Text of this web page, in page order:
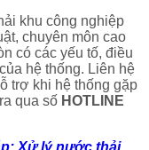
khu công nghiệp
chuyên môn cao
có các yếu tố, điều
hệ thống. Liên hệ
trợ khi hệ thống gặp
qua số HOTLINE